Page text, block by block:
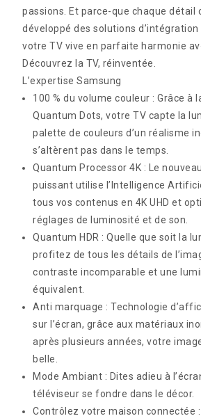
passions. Et parce-que chaque détail
développé des solutions
votre TV vive en parfaite harmonie
Découvrez la TV, réinventée.
L’expertise Samsung
100 % du volume couleur : Grâce à
Quantum Dots, votre TV capte la
palette de couleurs d’un réalisme
s’altèrent pas dans le temps.
Quantum Processor 4K : Le
puissant utilise l’Intelligence
tous vos contenus en 4K UHD et
réglages de luminosité et de son.
Quantum HDR : Quelle que soit la
profitez de tous les détails de
contraste incomparable et une
équivalent.
Anti marquage : Technologie
sur l’écran, grâce aux matériaux
après plusieurs années, votre
belle.
Mode Ambiant : Dites adieu à
téléviseur se fondre dans le décor.
Contrôlez votre maison connectée :